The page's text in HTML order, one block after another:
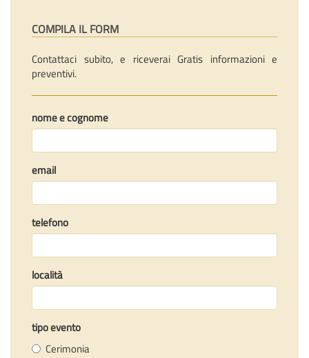
COMPILA IL FORM
Contattaci subito, e riceverai Gratis informazioni e
preventivi.
nome e cognome
email
telefono
località
tipo evento
Cerimonia